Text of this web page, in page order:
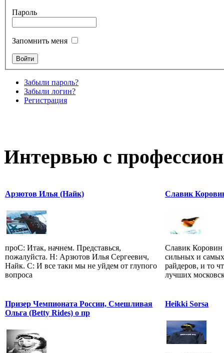
Пароль
Запомнить меня
Забыли пароль?
Забыли логин?
Регистрация
Интервью с
Арзютов Илья (Найк)
проС: Итак, начнем. Представься,
пожалуйста. Н: Арзютов Илья Сергеевич,
Найк. С: И все таки мы не уйдем от глупого
вопроса
Славик
Славик Коровин
сильных и
райдеров, и то
лучших
Призер Чемпионата России, Смешливая
Ольга (Betty Rides) о пр
Heikki Sorsa